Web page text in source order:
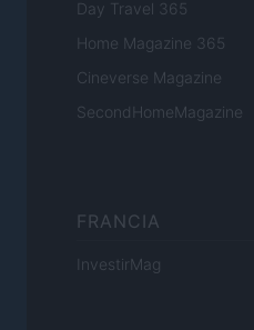
Day Travel 365
Home Magazine 365
Cineverse Magazine
SecondHomeMagazine
FRANCIA
InvestirMag